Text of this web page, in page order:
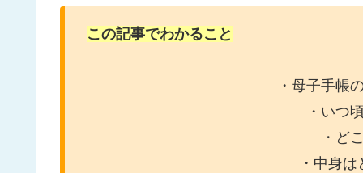
この記事でわかること
・母子手帳
・いつ
・ど
・中身